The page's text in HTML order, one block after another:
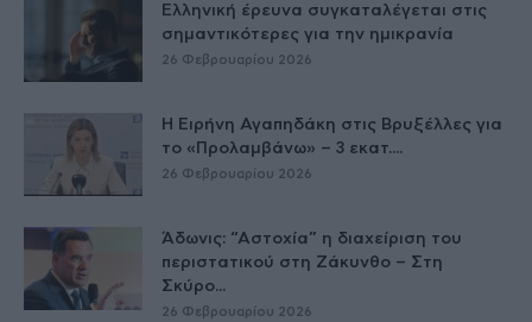
Ελληνική έρευνα συγκαταλέγεται στις
σημαντικότερες για την ημικρανία
26 Φεβρουαρίου 2026
Η Ειρήνη Αγαπηδάκη στις Βρυξέλλες για
το «Προλαμβάνω» – 3 εκατ....
26 Φεβρουαρίου 2026
Άδωνις: “Αστοχία” η διαχείριση του
περιστατικού στη Ζάκυνθο – Στη
Σκύρο...
26 Φεβρουαρίου 2026